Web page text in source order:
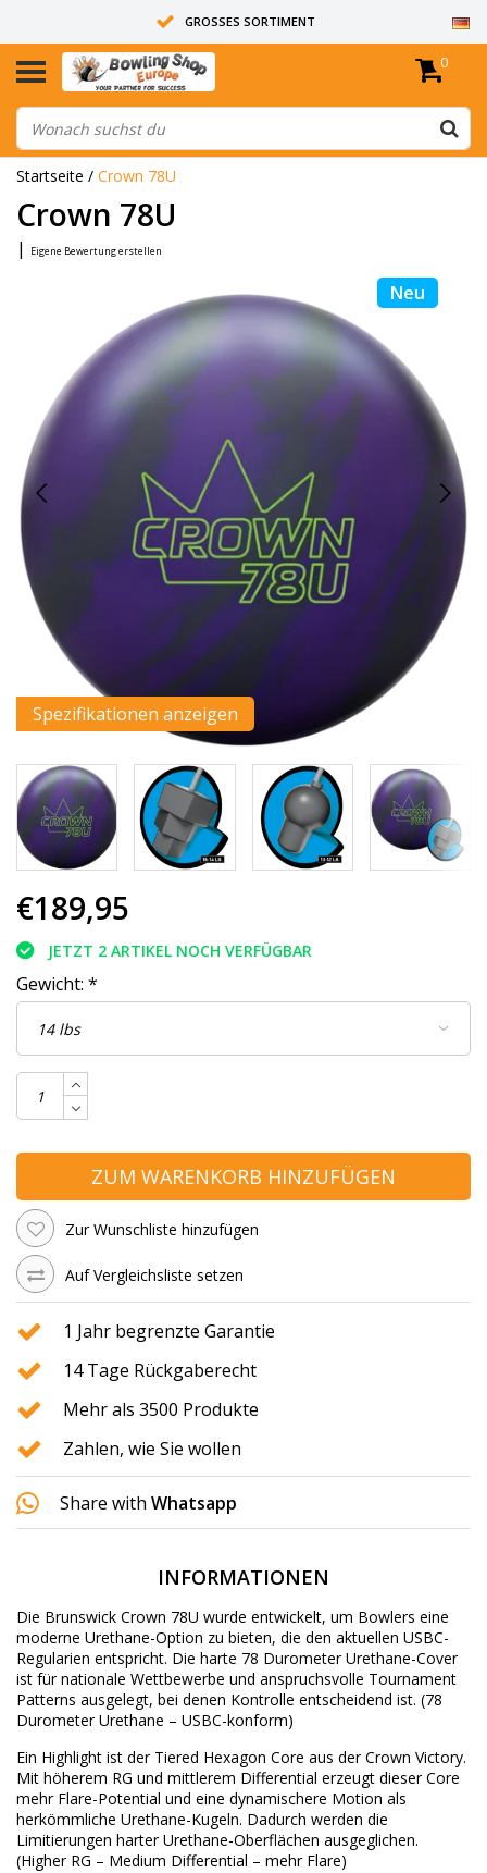
GROSSES SORTIMENT
14 TAGE RÜCKGABERECHT
ALLE BOWLINGKUGELN SIND UNGEBOHRT
0
Startseite / Crown 78U
Crown 78U
| Eigene Bewertung erstellen
Neu
Spezifikationen anzeigen
€189,95
JETZT 2 ARTIKEL NOCH VERFÜGBAR
Gewicht: *
ZUM WARENKORB HINZUFÜGEN
Zur Wunschliste hinzufügen
Auf Vergleichsliste setzen
1 Jahr begrenzte Garantie
14 Tage Rückgaberecht
Mehr als 3500 Produkte
Zahlen, wie Sie wollen
Share with Whatsapp
INFORMATIONEN
Die Brunswick Crown 78U wurde entwickelt, um Bowlers eine
moderne Urethane-Option zu bieten, die den aktuellen USBC-
Regularien entspricht. Die harte 78 Durometer Urethane-Cover
ist für nationale Wettbewerbe und anspruchsvolle Tournament
Patterns ausgelegt, bei denen Kontrolle entscheidend ist. (78
Durometer Urethane – USBC-konform)
Ein Highlight ist der Tiered Hexagon Core aus der Crown Victory.
Mit höherem RG und mittlerem Differential erzeugt dieser Core
mehr Flare-Potential und eine dynamischere Motion als
herkömmliche Urethane-Kugeln. Dadurch werden die
Limitierungen harter Urethane-Oberflächen ausgeglichen.
(Higher RG – Medium Differential – mehr Flare)